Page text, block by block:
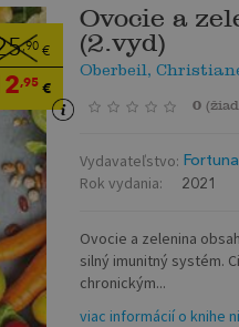
,90 €
,95 €
Ovocie a
(2.vyd)
Oberbeil,
0 (
Vydavateľstvo:
Rok vydania: 2021
Ovocie a zelenina
silný imunitný systém.
chronickým...
viac informácií o knihe